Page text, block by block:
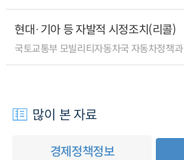
현대·기아 등 자발적 시정조치(리콜)
국토교통부 모빌리티자동차국 자동차정책과
많이 본 자료
경제정책정보